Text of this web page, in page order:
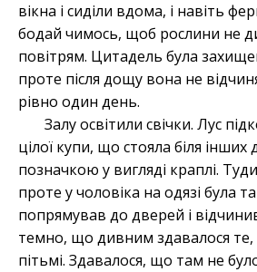
вікна і сиділи вдома, і навіть
бодай чимось, щоб рослини не
повітрям. Цитадель була
проте після дощу вона не
рівно один день.
Залу освітили свічки. Лус
цілої купи, що стояла біля інших
позначкою у вигляді краплі.
проте у чоловіка на одязі була
попрямував до дверей і
темно, що дивним здавалося те,
пітьмі. Здавалося, що там не